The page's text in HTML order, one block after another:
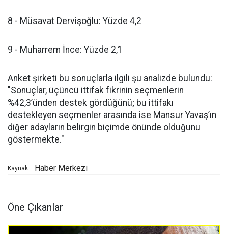
8 - Müsavat Dervişoğlu: Yüzde 4,2
9 - Muharrem İnce: Yüzde 2,1
Anket şirketi bu sonuçlarla ilgili şu analizde bulundu:
"Sonuçlar, üçüncü ittifak fikrinin seçmenlerin
%42,3’ünden destek gördüğünü; bu ittifakı
destekleyen seçmenler arasında ise Mansur Yavaş’ın
diğer adayların belirgin biçimde önünde olduğunu
göstermekte."
Kaynak: Haber Merkezi
Öne Çıkanlar